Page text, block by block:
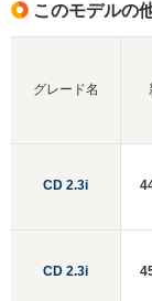
このモデルの
グレード名
CD 2.3i
CD 2.3i